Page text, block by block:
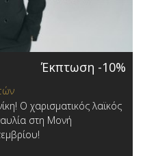
Έκπτωση -10%
Ο χαρισματικός λαϊκός
στη Μονή